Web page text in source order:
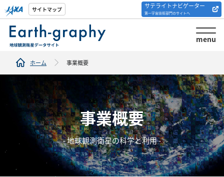
サイトマップ サテライトナビゲーター
第一宇宙技術部門のサイトへ
menu
解析ツール/サイトの
紹介
ホーム 事業概要
事業概要
- 地球観測衛星の科学と利用 -